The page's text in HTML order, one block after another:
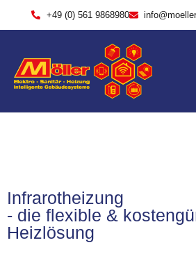
+49 (0) 561 9868980
Infrarotheizung
- die flexible &
Heizlösung